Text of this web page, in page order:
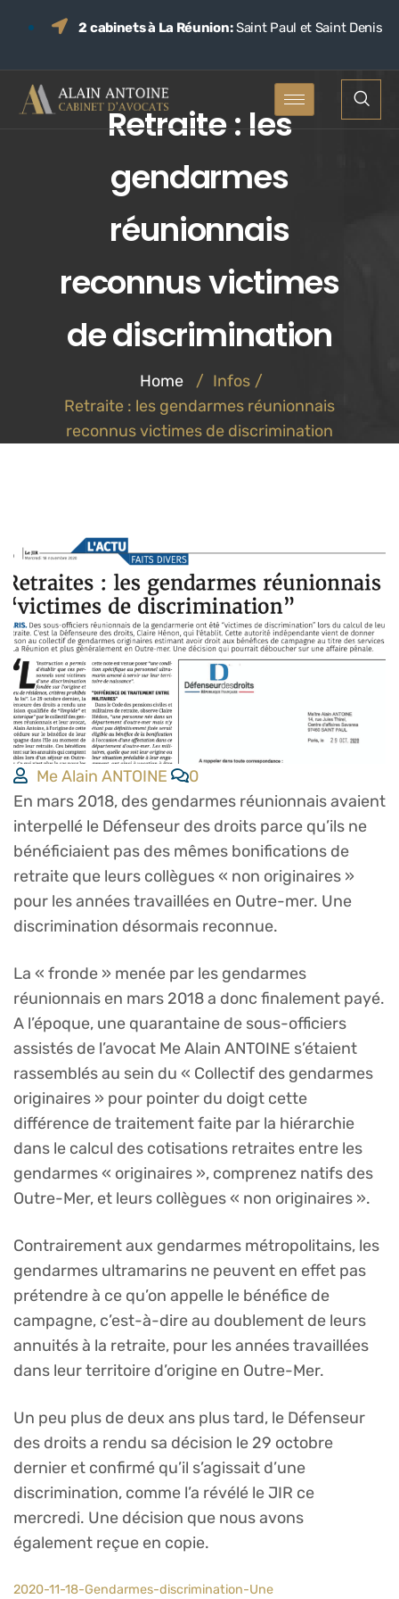
2 cabinets à La Réunion:Saint Paul et Saint Denis
Retraite : les
gendarmes
réunionnais
reconnus victimes
de discrimination
Home / Infos /
Retraite : les gendarmes réunionnais
reconnus victimes de discrimination
Me Alain ANTOINE
0
En mars 2018, des gendarmes réunionnais avaient
interpellé le Défenseur des droits parce qu’ils ne
bénéficiaient pas des mêmes bonifications de
retraite que leurs collègues « non originaires »
pour les années travaillées en Outre-mer. Une
discrimination désormais reconnue.
La « fronde » menée par les gendarmes
réunionnais en mars 2018 a donc finalement payé.
A l’époque, une quarantaine de sous-officiers
assistés de l’avocat Me Alain ANTOINE s’étaient
rassemblés au sein du « Collectif des gendarmes
originaires » pour pointer du doigt cette
différence de traitement faite par la hiérarchie
dans le calcul des cotisations retraites entre les
gendarmes « originaires », comprenez natifs des
Outre-Mer, et leurs collègues « non originaires ».
Contrairement aux gendarmes métropolitains, les
gendarmes ultramarins ne peuvent en effet pas
prétendre à ce qu’on appelle le bénéfice de
campagne, c’est-à-dire au doublement de leurs
annuités à la retraite, pour les années travaillées
dans leur territoire d’origine en Outre-Mer.
Un peu plus de deux ans plus tard, le Défenseur
des droits a rendu sa décision le 29 octobre
dernier et confirmé qu’il s’agissait d’une
discrimination, comme l’a révélé le JIR ce
mercredi. Une décision que nous avons
également reçue en copie.
2020-11-18-Gendarmes-discrimination-Une